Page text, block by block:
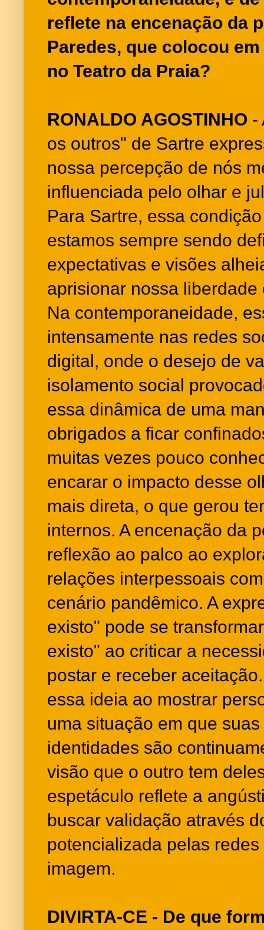
reflete na encenação da
Paredes, que colocou
no Teatro da Praia?
RONALDO AGOSTINHO -
os outros" de Sartre
nossa percepção de nós
influenciada pelo olhar e
Para Sartre, essa
estamos sempre sendo
expectativas e visões
aprisionar nossa
Na contemporaneidade,
intensamente nas redes
digital, onde o desejo de
isolamento social
essa dinâmica de uma
obrigados a ficar
muitas vezes pouco
encarar o impacto desse
mais direta, o que gerou
internos. A encenação da
reflexão ao palco ao
relações interpessoais
cenário pandêmico. A
existo" pode se
existo" ao criticar a
postar e receber
essa ideia ao mostrar
uma situação em que
identidades são
visão que o outro tem
espetáculo reflete a
buscar validação através
potencializada pelas
imagem.
DIVIRTA-CE - De que